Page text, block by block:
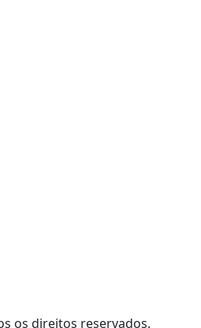
os direitos reservados.